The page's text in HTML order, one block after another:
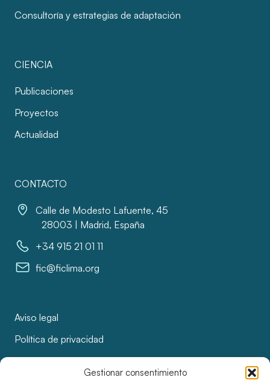
Gestionar consentimiento
Consultoría y estrategias de adaptación
CIENCIA
Publicaciones
Proyectos
Actualidad
CONTACTO
Calle de Modesto Lafuente, 45
28003 | Madrid, España
+34 915 21 01 11
fic@ficlima.org
Aviso legal
Política de privacidad
Política de cookies